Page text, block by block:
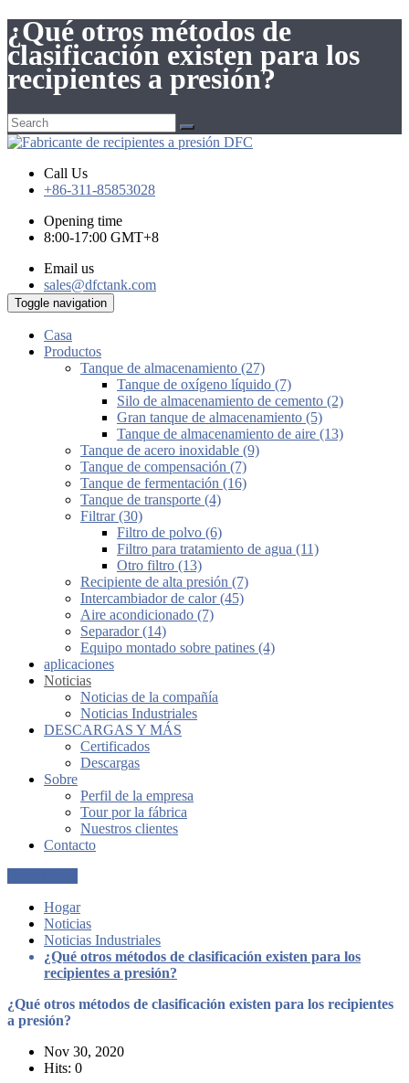
¿Qué otros métodos de
clasificación existen para los
recipientes a presión?
Call Us
+86-311-85853028
Opening time
8:00-17:00 GMT+8
Email us
sales@dfctank.com
Toggle navigation
Casa
Productos
Tanque de almacenamiento (27)
Tanque de oxígeno líquido (7)
Silo de almacenamiento de cemento (2)
Gran tanque de almacenamiento (5)
Tanque de almacenamiento de aire (13)
Tanque de acero inoxidable (9)
Tanque de compensación (7)
Tanque de fermentación (16)
Tanque de transporte (4)
Filtrar (30)
Filtro de polvo (6)
Filtro para tratamiento de agua (11)
Otro filtro (13)
Recipiente de alta presión (7)
Intercambiador de calor (45)
Aire acondicionado (7)
Separador (14)
Equipo montado sobre patines (4)
aplicaciones
Noticias
Noticias de la compañía
Noticias Industriales
DESCARGAS Y MÁS
Certificados
Descargas
Sobre
Perfil de la empresa
Tour por la fábrica
Nuestros clientes
Contacto
Hogar
Noticias
Noticias Industriales
¿Qué otros métodos de clasificación existen para los
recipientes a presión?
¿Qué otros métodos de clasificación existen para los recipientes
a presión?
Nov 30, 2020
Hits: 0